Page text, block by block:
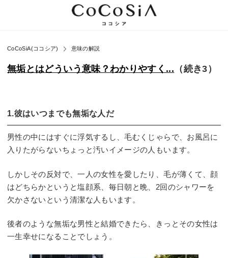
CoCoSiA(ココシア) 意味の解説
無垢とはどういう意味？わかりやすく... （続き3）
1.彼はいつまでも無垢な人だ
男性の中にはすぐに浮気するし、毛むくじゃらで、お風呂に
入りたがらないちょっと汚いイメージの人もいます。
しかしその反対で、一人の女性を愛したり、毛が薄くて、顔
はどちらかというと塩顔系、毎日朝と晩、2回のシャワーを
欠かさないという清潔な人もいます。
後者のような無垢な男性と結婚できたら、きっとその女性は
一生幸せになることでしょう。